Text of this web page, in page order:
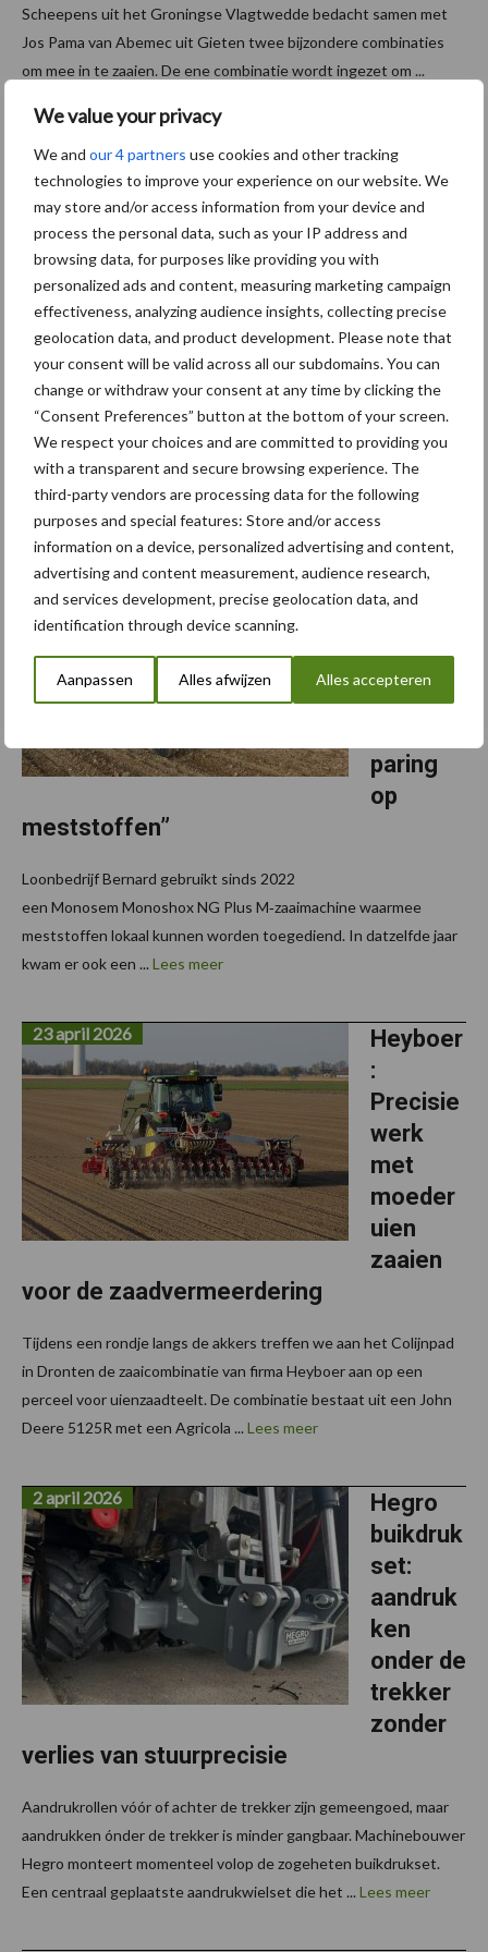
We value your privacy
We and our 4 partners use cookies and other tracking
technologies to improve your experience on our website. We
may store and/or access information from your device and
process the personal data, such as your IP address and
browsing data, for purposes like providing you with
personalized ads and content, measuring marketing campaign
effectiveness, analyzing audience insights, collecting precise
geolocation data, and product development. Please note that
your consent will be valid across all our subdomains. You can
change or withdraw your consent at any time by clicking the
“Consent Preferences” button at the bottom of your screen.
We respect your choices and are committed to providing you
with a transparent and secure browsing experience. The
third-party vendors are processing data for the following
purposes and special features: Store and/or access
information on a device, personalized advertising and content,
advertising and content measurement, audience research,
and services development, precise geolocation data, and
identification through device scanning.
Aanpassen Alles afwijzen Alles accepteren
Scheepens uit het Groningse Vlagtwedde bedacht samen met
Jos Pama van Abemec uit Gieten twee bijzondere combinaties
om mee in te zaaien. De ene combinatie wordt ingezet om ...
“De
fruitbom
en
moeten
groeien,
niet het
gras”
Van Kempen loonwerk & grondverzet BV uit Beuningen verricht
per jaar zo’n 30 hectare aan loonwerk in fruitboomgaarden. Om
gras in te zaaien zetten zij een rotorzaaicombinatie in die is
samengesteld uit bovenop een Duitse PS ...Lees meer
“Plaatse
lijke
ng zorgt
voor ste
paring
op
meststoffen”
30 april 2026
Loonbedrijf Bernard gebruikt sinds 2022
een Monosem Monoshox NG Plus M‑zaaimachine waarmee
meststoffen lokaal kunnen worden toegediend. In datzelfde jaar
kwam er ook een ... Lees meer
Heyboer
:
Precisie
werk
met
moeder
uien
zaaien
voor de zaadvermeerdering
23 april 2026
Tijdens een rondje langs de akkers treffen we aan het Colijnpad
in Dronten de zaaicombinatie van firma Heyboer aan op een
perceel voor uienzaadteelt. De combinatie bestaat uit een John
Deere 5125R met een Agricola ... Lees meer
Hegro
buikdruk
set:
aandruk
ken
onder de
trekker
zonder
verlies van stuurprecisie
2 april 2026
Aandrukrollen vóór of achter de trekker zijn gemeengoed, maar
aandrukken ónder de trekker is minder gangbaar. Machinebouwer
Hegro monteert momenteel volop de zogeheten buikdrukset.
Een centraal geplaatste aandrukwielset die het ... Lees meer